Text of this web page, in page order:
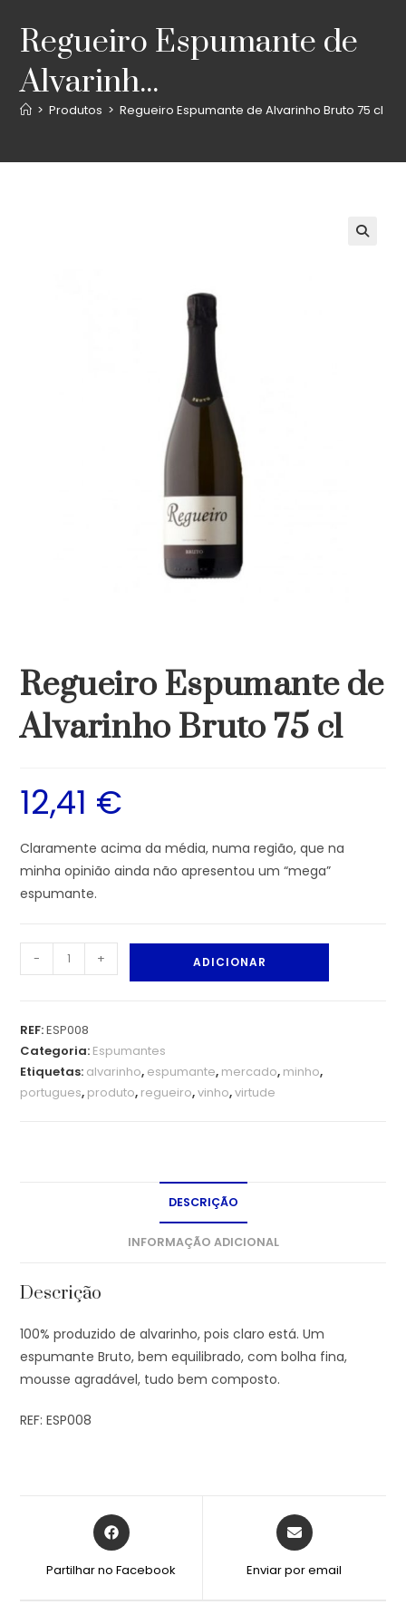
Regueiro Espumante de
Alvarinh...
> Produtos > Regueiro Espumante de Alvarinho Bruto 75 cl
Regueiro Espumante de
Alvarinho Bruto 75 cl
12,41 €
Claramente acima da média, numa região, que na
minha opinião ainda não apresentou um “mega”
espumante.
- + ADICIONAR
REF:ESP008
Categoria: Espumantes
Etiquetas: alvarinho, espumante, mercado, minho,
portugues, produto, regueiro,vinho,virtude
DESCRIÇÃO
INFORMAÇÃO ADICIONAL
Descrição
100% produzido de alvarinho, pois claro está. Um
espumante Bruto, bem equilibrado, com bolha fina,
mousse agradável, tudo bem composto.
REF: ESP008
Partilhar no Facebook Enviar por email